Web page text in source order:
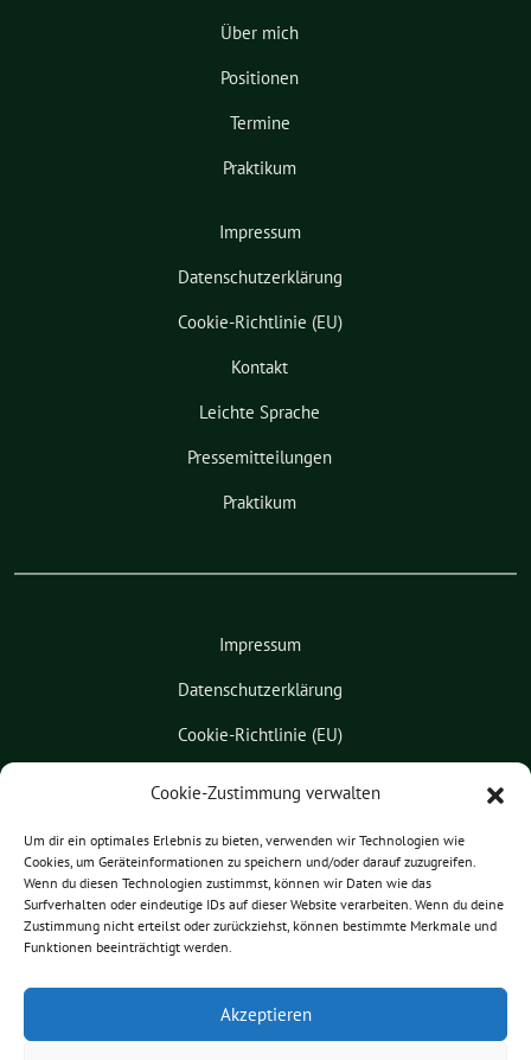
Cookie-Zustimmung verwalten
Um dir ein optimales Erlebnis zu bieten, verwenden wir Technologien wie
Cookies, um Geräteinformationen zu speichern und/oder darauf zuzugreifen.
Wenn du diesen Technologien zustimmst, können wir Daten wie das
Surfverhalten oder eindeutige IDs auf dieser Website verarbeiten. Wenn du deine
Zustimmung nicht erteilst oder zurückziehst, können bestimmte Merkmale und
Funktionen beeinträchtigt werden.
Akzeptieren
Über mich
Positionen
Termine
Praktikum
Impressum
Datenschutzerklärung
Cookie-Richtlinie (EU)
Kontakt
Leichte Sprache
Pressemitteilungen
Praktikum
Impressum
Datenschutzerklärung
Cookie-Richtlinie (EU)
Pressemitteilungen
Praktikum
freie grüne Theme